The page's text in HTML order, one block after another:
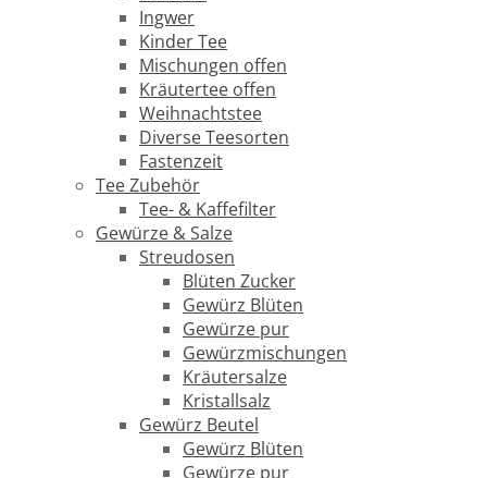
Ingwer
Kinder Tee
Mischungen offen
Kräutertee offen
Weihnachtstee
Diverse Teesorten
Fastenzeit
Tee Zubehör
Tee- & Kaffefilter
Gewürze & Salze
Streudosen
Blüten Zucker
Gewürz Blüten
Gewürze pur
Gewürzmischungen
Kräutersalze
Kristallsalz
Gewürz Beutel
Gewürz Blüten
Gewürze pur